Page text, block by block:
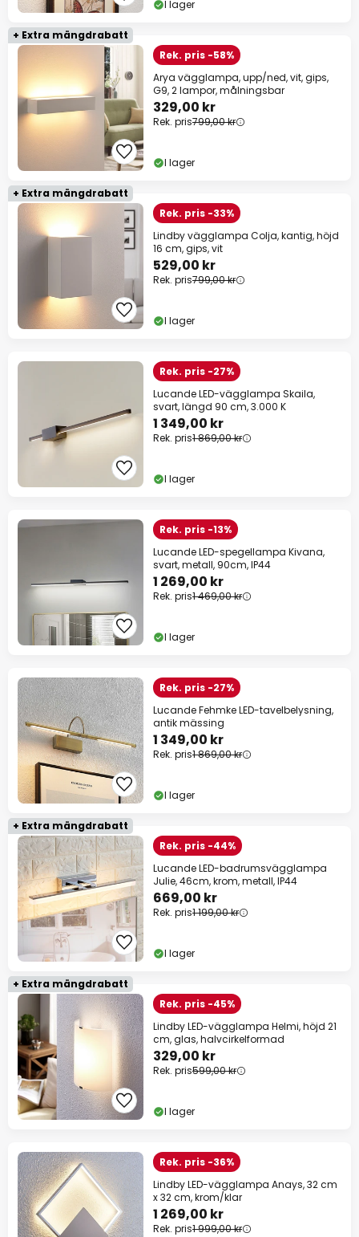
I lager
+ Extra mängdrabatt
Rek. pris -58%
Arya vägglampa, upp/ned, vit, gips,
G9, 2 lampor, målningsbar
329,00 kr
Rek. pris799,00 kr
I lager
+ Extra mängdrabatt
Rek. pris -33%
Lindby vägglampa Colja, kantig, höjd
16 cm, gips, vit
529,00 kr
Rek. pris799,00 kr
I lager
Rek. pris -27%
Lucande LED-vägglampa Skaila,
svart, längd 90 cm, 3.000 K
1 349,00 kr
Rek. pris1 869,00 kr
I lager
Rek. pris -13%
Lucande LED-spegellampa Kivana,
svart, metall, 90cm, IP44
1 269,00 kr
Rek. pris1 469,00 kr
I lager
Rek. pris -27%
Lucande Fehmke LED-tavelbelysning,
antik mässing
1 349,00 kr
Rek. pris1 869,00 kr
I lager
+ Extra mängdrabatt
Rek. pris -44%
Lucande LED-badrumsvägglampa
Julie, 46cm, krom, metall, IP44
669,00 kr
Rek. pris1 199,00 kr
I lager
+ Extra mängdrabatt
Rek. pris -45%
Lindby LED-vägglampa Helmi, höjd 21
cm, glas, halvcirkelformad
329,00 kr
Rek. pris599,00 kr
I lager
Rek. pris -36%
Lindby LED-vägglampa Anays, 32 cm
x 32 cm, krom/klar
1 269,00 kr
Rek. pris1 999,00 kr